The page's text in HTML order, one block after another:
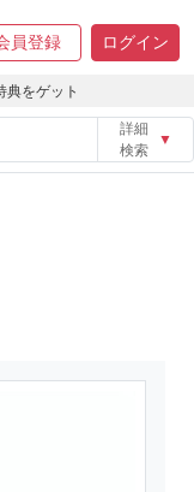
員登録 ログイン
典をゲット
詳細
検索
▼